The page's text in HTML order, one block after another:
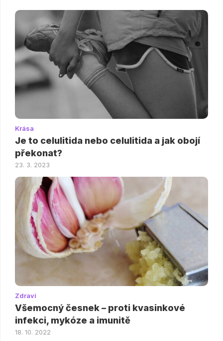
Krása
Je to celulitida nebo celulitida a jak obojí
překonat?
23. 3. 2023
Zdraví
Všemocný česnek – proti kvasinkové
infekci, mykóze a imunitě
18. 10. 2022